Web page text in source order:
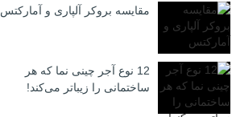
مقایسه بروکر آلپاری و آمارکتس
12 نوع آجر چینی نما که هر
ساختمانی را زیباتر می‌کند!